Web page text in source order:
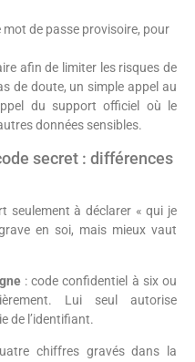
de passe provisoire, pour
afin de limiter les risques de
de doute, un simple appel au
du support officiel où le
données sensibles.
secret : différences
seulement à déclarer « qui je
en soi, mais mieux vaut
: code confidentiel à six ou
Lui seul autorise
de l’identifiant.
chiffres gravés dans la